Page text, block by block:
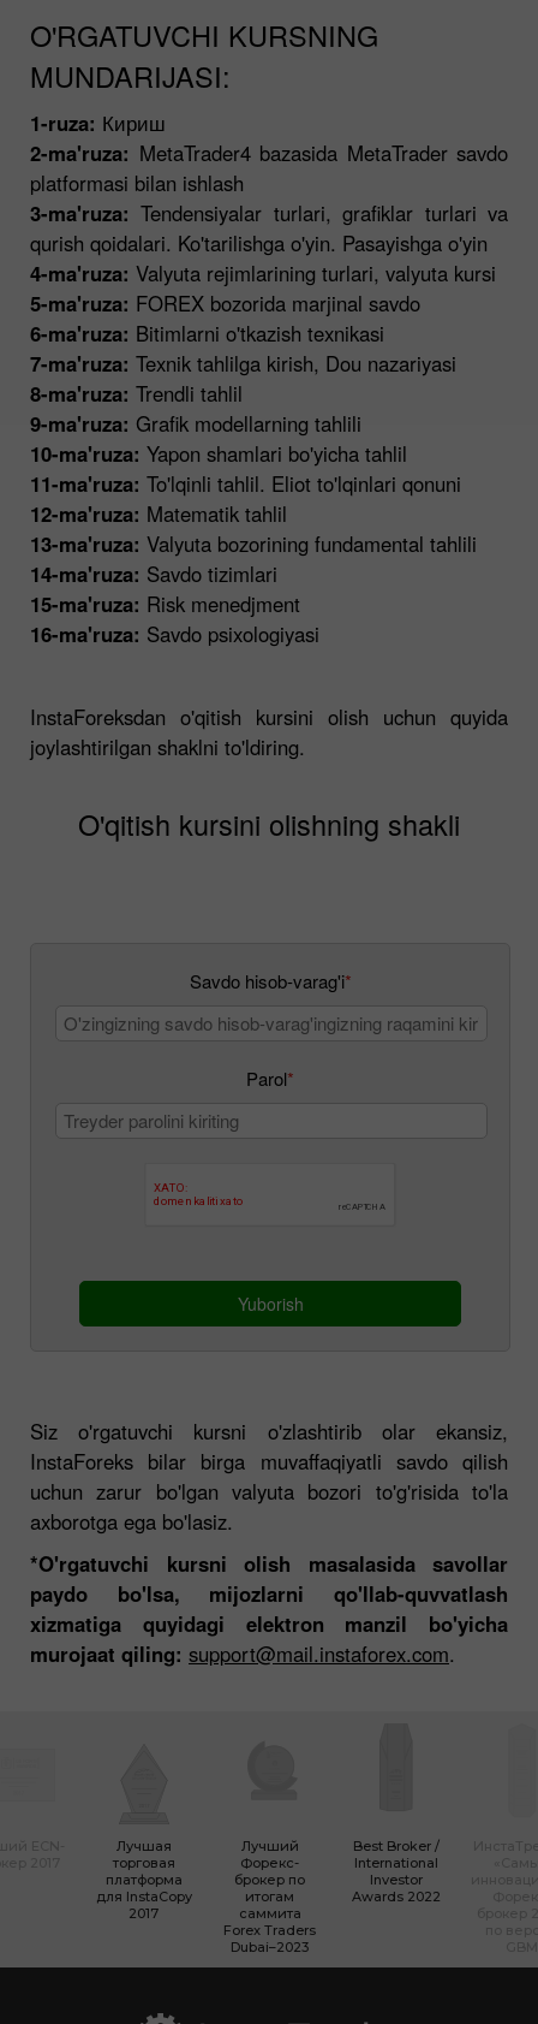
O'RGATUVCHI KURSNING
MUNDARIJASI:
1-ruza: Кириш
2-ma'ruza: MetaTrader4 bazasida MetaTrader savdo
platformasi bilan ishlash
3-ma'ruza: Tendensiyalar turlari, grafiklar turlari va
qurish qoidalari. Ko'tarilishga o'yin. Pasayishga o'yin
4-ma'ruza: Valyuta rejimlarining turlari, valyuta kursi
5-ma'ruza: FOREX bozorida marjinal savdo
6-ma'ruza: Bitimlarni o'tkazish texnikasi
7-ma'ruza: Texnik tahlilga kirish, Dou nazariyasi
8-ma'ruza: Trendli tahlil
9-ma'ruza: Grafik modellarning tahlili
10-ma'ruza: Yapon shamlari bo'yicha tahlil
11-ma'ruza: To'lqinli tahlil. Eliot to'lqinlari qonuni
12-ma'ruza: Matematik tahlil
13-ma'ruza: Valyuta bozorining fundamental tahlili
14-ma'ruza: Savdo tizimlari
15-ma'ruza: Risk menedjment
16-ma'ruza: Savdo psixologiyasi
InstaForeksdan o'qitish kursini olish uchun quyida
joylashtirilgan shaklni to'ldiring.
O'qitish kursini olishning shakli
Savdo hisob-varag'i*
Parol*
Yuborish
Siz o'rgatuvchi kursni o'zlashtirib olar ekansiz,
InstaForeks bilar birga muvaffaqiyatli savdo qilish
uchun zarur bo'lgan valyuta bozori to'g'risida to'la
axborotga ega bo'lasiz.
*O'rgatuvchi kursni olish masalasida savollar
paydo bo'lsa, mijozlarni qo'llab-quvvatlash
xizmatiga quyidagi elektron manzil bo'yicha
murojaat qiling: support@mail.instaforex.com.
Лучшая
торговая
платформа
для InstaCopy
2017
Лучший
Форекс-
брокер по
итогам
саммита
Forex Traders
Dubai–2023
Best Broker /
International
Investor
Awards 2022